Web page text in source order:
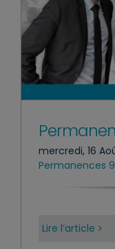
mercredi, 16
Permanences
Lire l’article